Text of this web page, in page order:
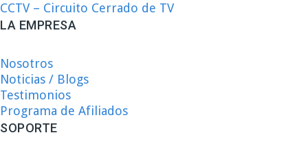
CCTV – Circuito Cerrado de TV
LA EMPRESA
Nosotros
Noticias / Blogs
Testimonios
Programa de Afiliados
SOPORTE